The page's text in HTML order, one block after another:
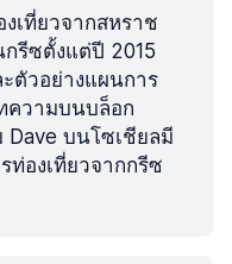
เที่ยวจากสหราช
รีซตั้งแต่ปี 2015
ตัวอย่างแผนการ
ความบนบล็อก
Dave บนโซเชียลมี
ท่องเที่ยวจากกรีซ